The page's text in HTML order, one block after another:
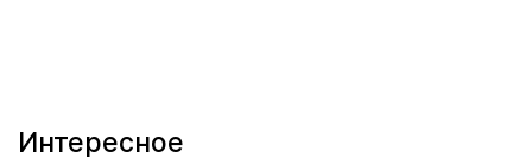
Интересное